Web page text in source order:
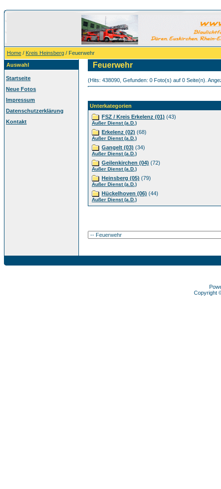
Home / Kreis Heinsberg / Feuerwehr
Auswahl
Startseite
Neue Fotos
Impressum
Datenschutzerklärung
Kontakt
Feuerwehr
(Hits: 438090, Gefunden: 0 Foto(s) auf 0 Seite(n).
Unterkategorien
FSZ / Kreis Erkelenz (01) (43)
Außer Dienst (a.D.)
Erkelenz (02) (68)
Außer Dienst (a.D.)
Gangelt (03) (34)
Außer Dienst (a.D.)
Geilenkirchen (04) (72)
Außer Dienst (a.D.)
Heinsberg (05) (79)
Außer Dienst (a.D.)
Hückelhoven (06) (44)
Außer Dienst (a.D.)
Copyright